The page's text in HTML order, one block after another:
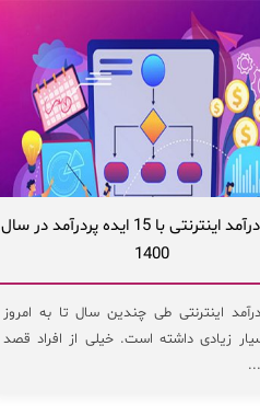
کسب درآمد اینترنتی با 15 ایده پردرآمد در سال
1400
اینترنتی طی چندین سال تا به امروز
زیادی داشته است. خیلی از افراد قصد